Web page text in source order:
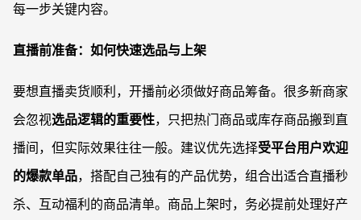
每一步关键内容。
直播前准备：如何快速选品与上架
要想直播卖货顺利，开播前必须做好商品筹备。很多新商家
会忽视选品逻辑的重要性，只把热门商品或库存商品搬到直
播间，但实际效果往往一般。建议优先选择受平台用户欢迎
的爆款单品，搭配自己独有的产品优势，组合出适合直播秒
杀、互动福利的商品清单。商品上架时，务必提前处理好产